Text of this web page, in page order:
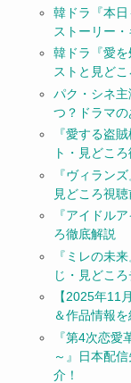
韓ドラ『本
ストーリー
韓ドラ『愛
ストと見どこ
パク・シネ
つ？ドラマ
『愛する盗
ト・見どこ
『ヴィラン
見どころ視
『アイドル
ろ徹底解説
『ミレの未
じ・見どころ
【2025年11
＆作品情報
『第4次恋
～』日本配
介！